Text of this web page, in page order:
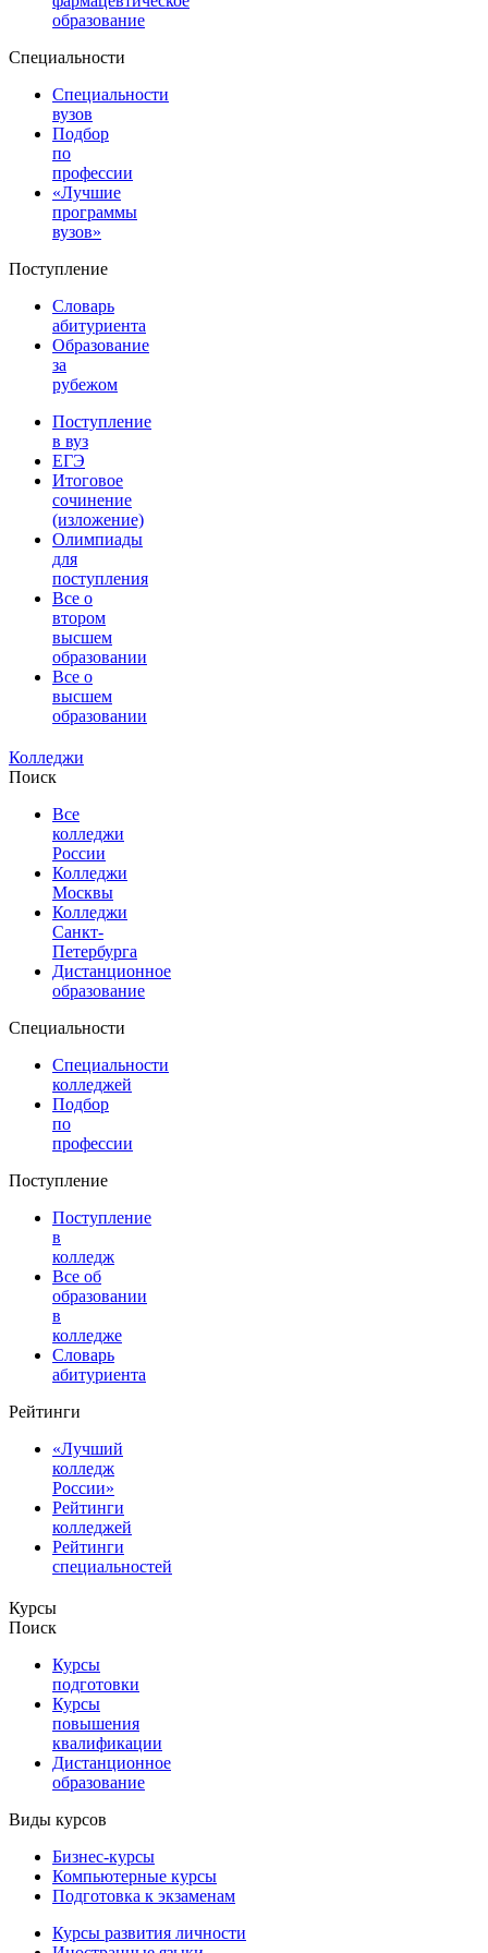
образование
Специальности
Специальности
вузов
Подбор
по
профессии
«Лучшие
программы
вузов»
Поступление
Словарь
абитуриента
Образование
за
рубежом
Поступление
в вуз
ЕГЭ
Итоговое
сочинение
(изложение)
Олимпиады
для
поступления
Все о
втором
высшем
образовании
Все о
высшем
образовании
Колледжи
Поиск
Все
колледжи
России
Колледжи
Москвы
Колледжи
Санкт-
Петербурга
Дистанционное
образование
Специальности
Специальности
колледжей
Подбор
по
профессии
Поступление
Поступление
в
колледж
Все об
образовании
в
колледже
Словарь
абитуриента
Рейтинги
«Лучший
колледж
России»
Рейтинги
колледжей
Рейтинги
специальностей
Курсы
Поиск
Курсы
подготовки
Курсы
повышения
квалификации
Дистанционное
образование
Виды курсов
Бизнес-курсы
Компьютерные курсы
Подготовка к экзаменам
Курсы развития личности